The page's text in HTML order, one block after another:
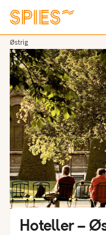
Østrig
Hoteller –